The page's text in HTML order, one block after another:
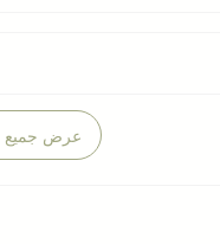
عرض جميع